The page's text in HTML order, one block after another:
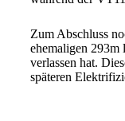
Zum Abschluss
ehemaligen 293m
verlassen hat.
späteren